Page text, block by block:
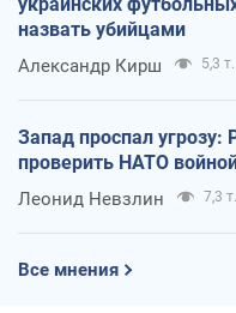
назвать убийцами
Александр Кирш 5,3 т.
Запад проспал угрозу:
проверить НАТО
Леонид Невзлин 7,3 т.
Все мнения